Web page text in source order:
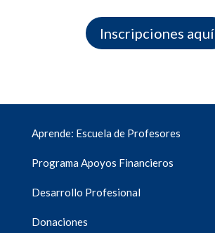
Inscripciones aquí
Aprende: Escuela de Profesores
Programa Apoyos Financieros
Desarrollo Profesional
Donaciones